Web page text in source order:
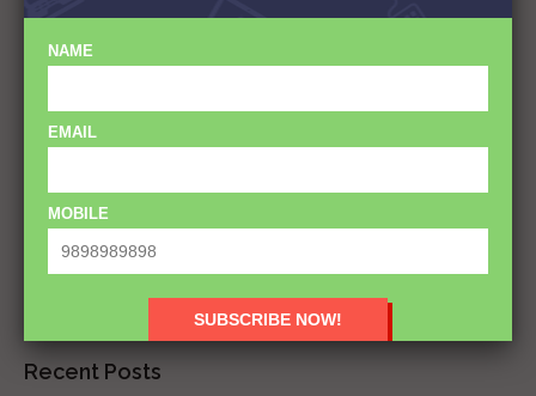
Recent Posts
NAME
EMAIL
MOBILE